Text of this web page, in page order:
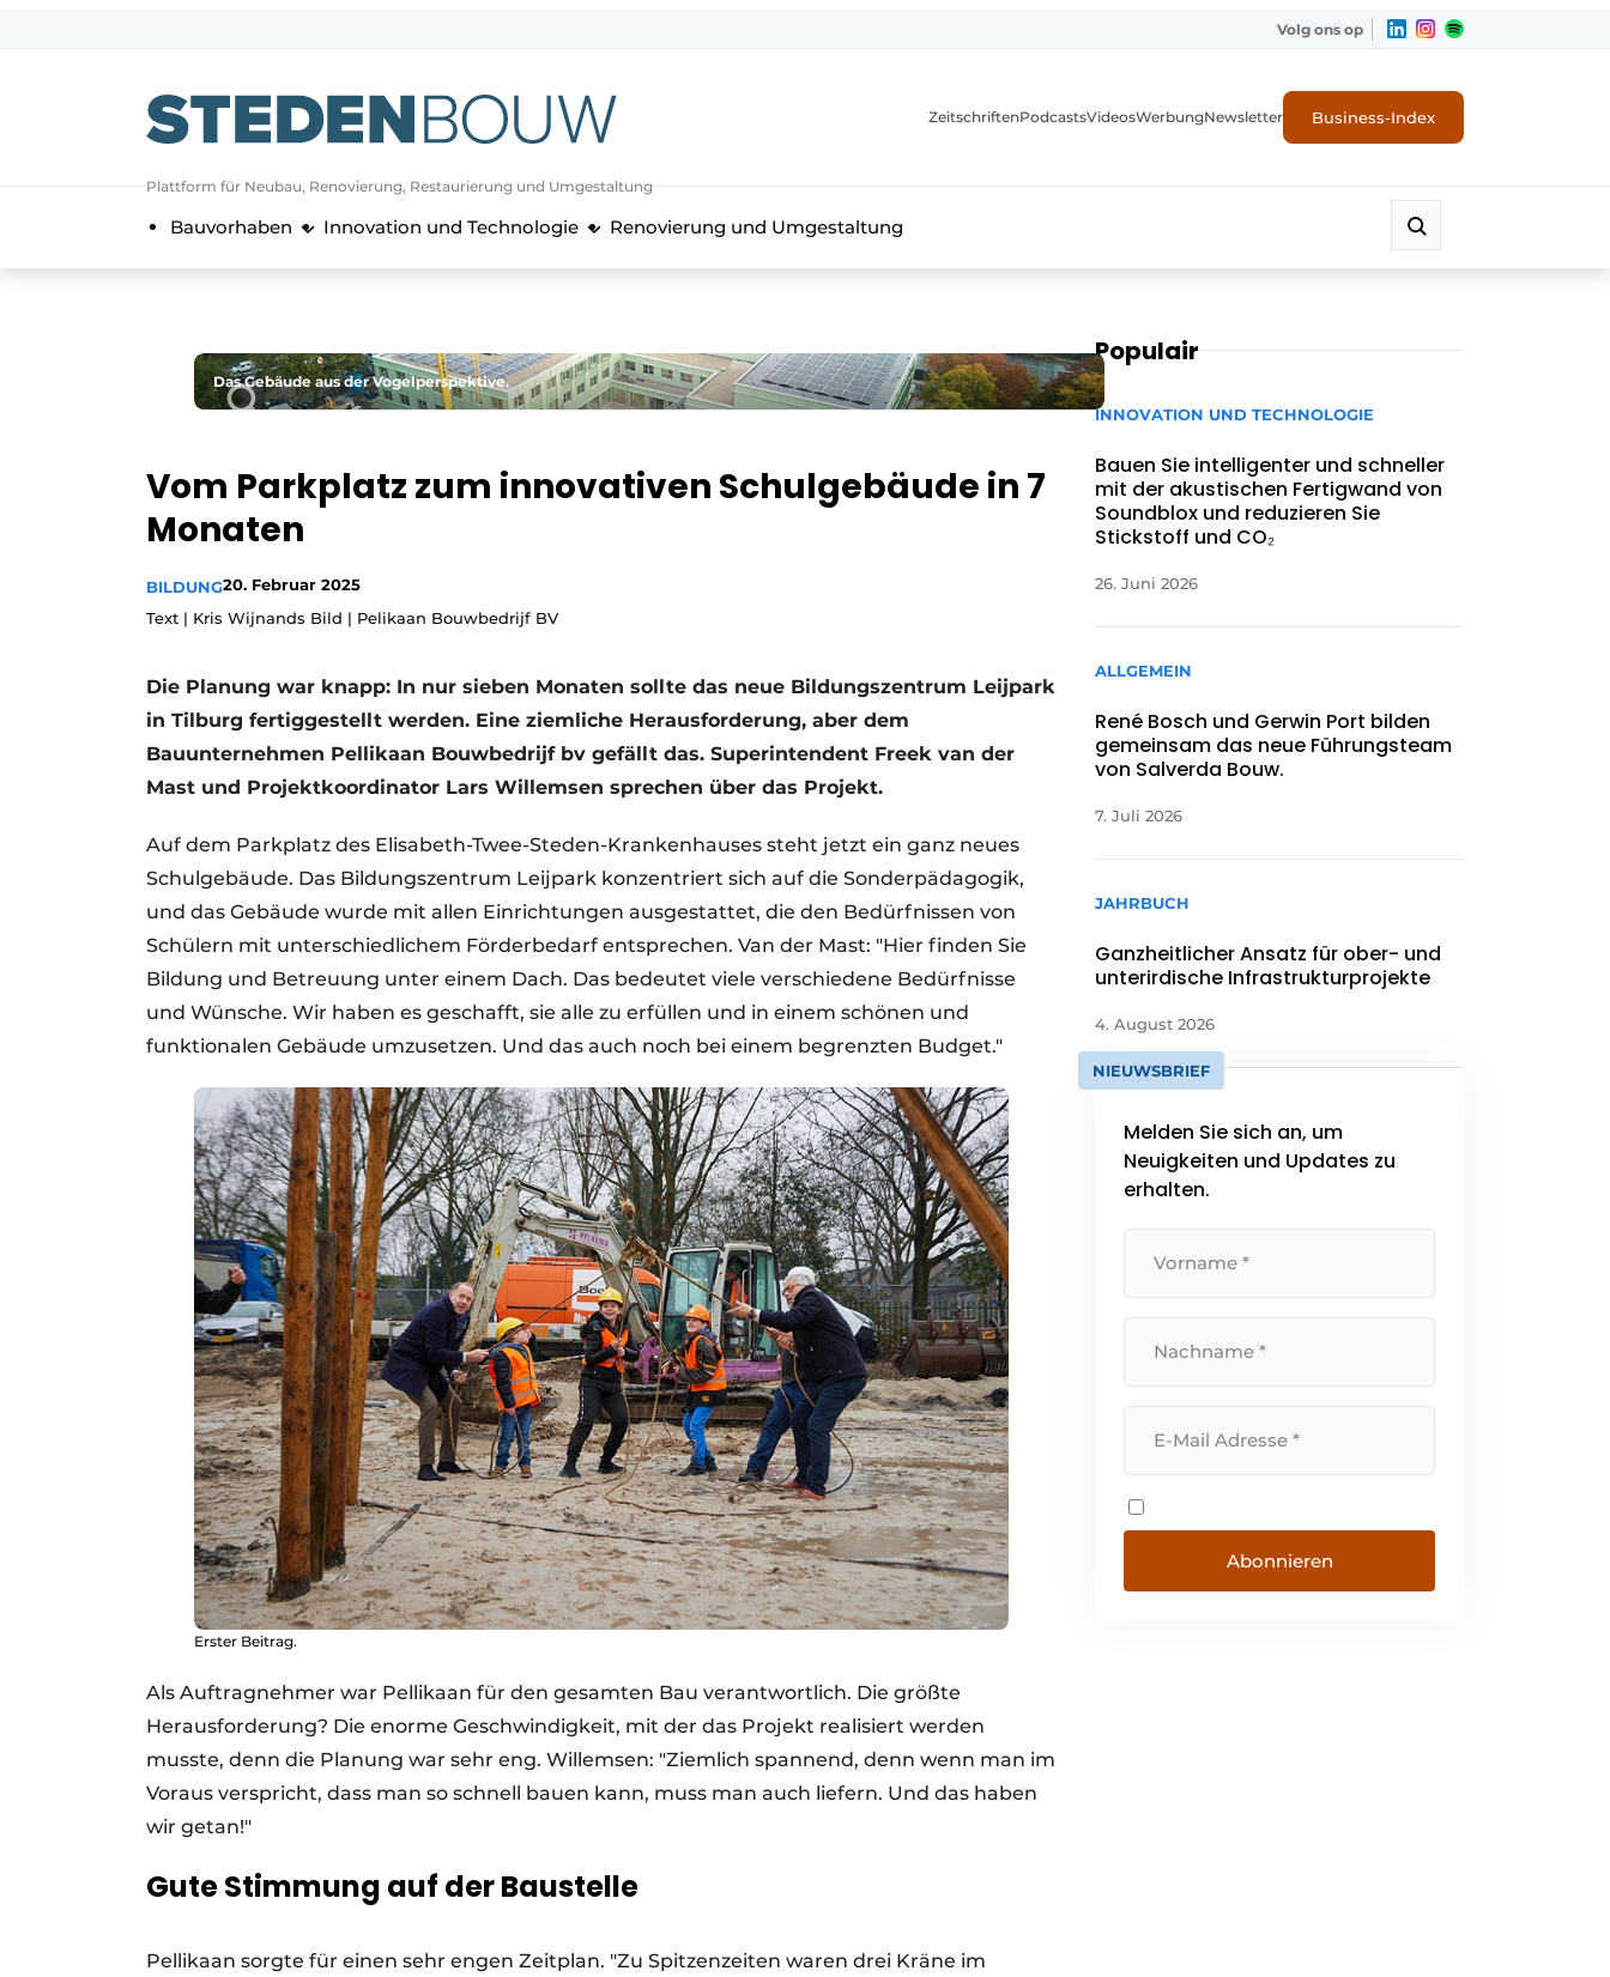
Allgemeine Bedingungen und Konditionen
AutorisierungabmeldenAnmeldung
Unternehmen
Veranstaltung anmelden
Startseite
Meist gelesen
Newsletter
Ein Stellenangebot registrieren
Freie Stellen
Videos
Volg ons op
Plattform für Neubau, Renovierung, Restaurierung und Umgestaltung
ZeitschriftenPodcastsVideosWerbungNewsletter Business-Index
Bauvorhaben Innovation und Technologie Renovierung und Umgestaltung
Das Gebäude aus der Vogelperspektive.
Vom Parkplatz zum innovativen Schulgebäude in 7
Monaten
BILDUNG20. Februar 2025
Text | Kris Wijnands Bild | Pelikaan Bouwbedrijf BV
Die Planung war knapp: In nur sieben Monaten sollte das neue Bildungszentrum Leijpark
in Tilburg fertiggestellt werden. Eine ziemliche Herausforderung, aber dem
Bauunternehmen Pellikaan Bouwbedrijf bv gefällt das. Superintendent Freek van der
Mast und Projektkoordinator Lars Willemsen sprechen über das Projekt.
Auf dem Parkplatz des Elisabeth-Twee-Steden-Krankenhauses steht jetzt ein ganz neues
Schulgebäude. Das Bildungszentrum Leijpark konzentriert sich auf die Sonderpädagogik,
und das Gebäude wurde mit allen Einrichtungen ausgestattet, die den Bedürfnissen von
Schülern mit unterschiedlichem Förderbedarf entsprechen. Van der Mast: "Hier finden Sie
Bildung und Betreuung unter einem Dach. Das bedeutet viele verschiedene Bedürfnisse
und Wünsche. Wir haben es geschafft, sie alle zu erfüllen und in einem schönen und
funktionalen Gebäude umzusetzen. Und das auch noch bei einem begrenzten Budget."
Erster Beitrag.
Als Auftragnehmer war Pellikaan für den gesamten Bau verantwortlich. Die größte
Herausforderung? Die enorme Geschwindigkeit, mit der das Projekt realisiert werden
musste, denn die Planung war sehr eng. Willemsen: "Ziemlich spannend, denn wenn man im
Voraus verspricht, dass man so schnell bauen kann, muss man auch liefern. Und das haben
wir getan!"
Gute Stimmung auf der Baustelle
Pellikaan sorgte für einen sehr engen Zeitplan. "Zu Spitzenzeiten waren drei Kräne im
Populair
INNOVATION UND TECHNOLOGIE
Bauen Sie intelligenter und schneller
mit der akustischen Fertigwand von
Soundblox und reduzieren Sie
Stickstoff und CO₂
26. Juni 2026
ALLGEMEIN
René Bosch und Gerwin Port bilden
gemeinsam das neue Führungsteam
von Salverda Bouw.
7. Juli 2026
JAHRBUCH
Ganzheitlicher Ansatz für ober- und
unterirdische Infrastrukturprojekte
4. August 2026
NIEUWSBRIEF
Melden Sie sich an, um
Neuigkeiten und Updates zu
erhalten.